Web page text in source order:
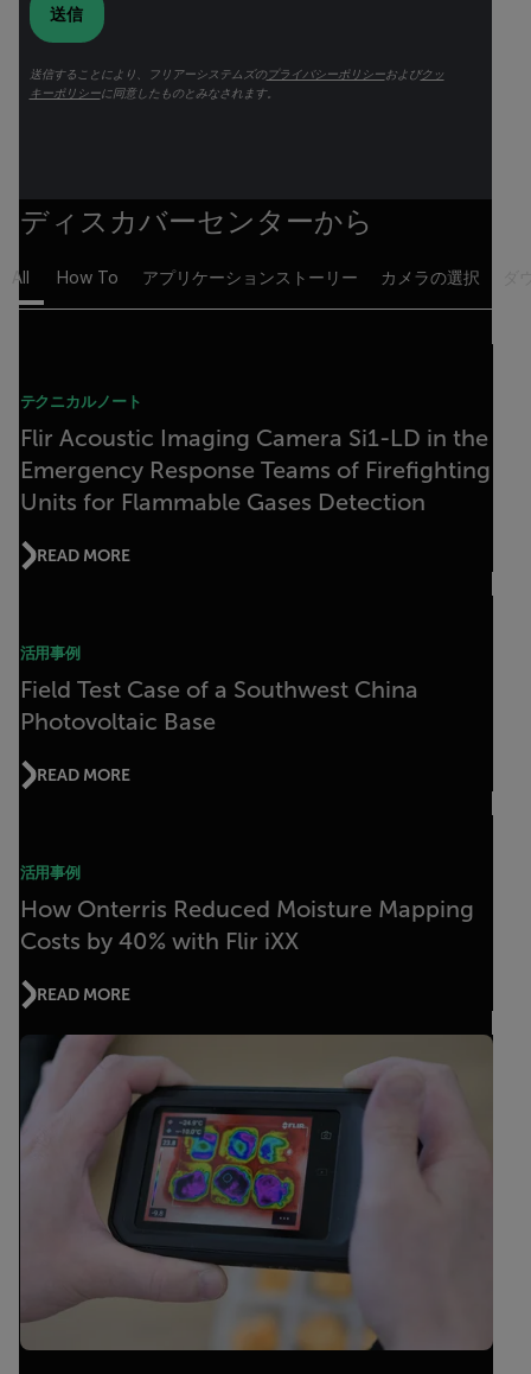
送信
送信することにより、フリアーシステムズのプライバシーポリシーおよびクッ
キーポリシーに同意したものとみなされます。
ディスカバーセンターから
All How To アプリケーションストーリー カメラの選択
テクニカルノート
Flir Acoustic Imaging Camera Si1-LD in the
Emergency Response Teams of Firefighting
Units for Flammable Gases Detection
READ MORE
活用事例
Field Test Case of a Southwest China
Photovoltaic Base
READ MORE
活用事例
How Onterris Reduced Moisture Mapping
Costs by 40% with Flir iXX
READ MORE